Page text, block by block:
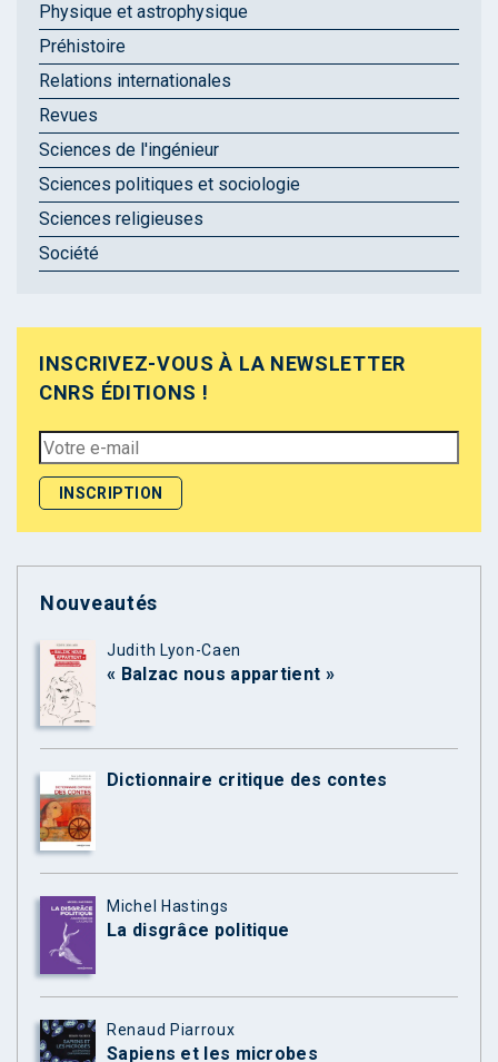
Physique et astrophysique
Préhistoire
Relations internationales
Revues
Sciences de l'ingénieur
Sciences politiques et sociologie
Sciences religieuses
Société
INSCRIVEZ-VOUS À LA NEWSLETTER
CNRS ÉDITIONS !
Nouveautés
Judith Lyon-Caen
« Balzac nous appartient »
Dictionnaire critique des contes
Michel Hastings
La disgrâce politique
Renaud Piarroux
Sapiens et les microbes